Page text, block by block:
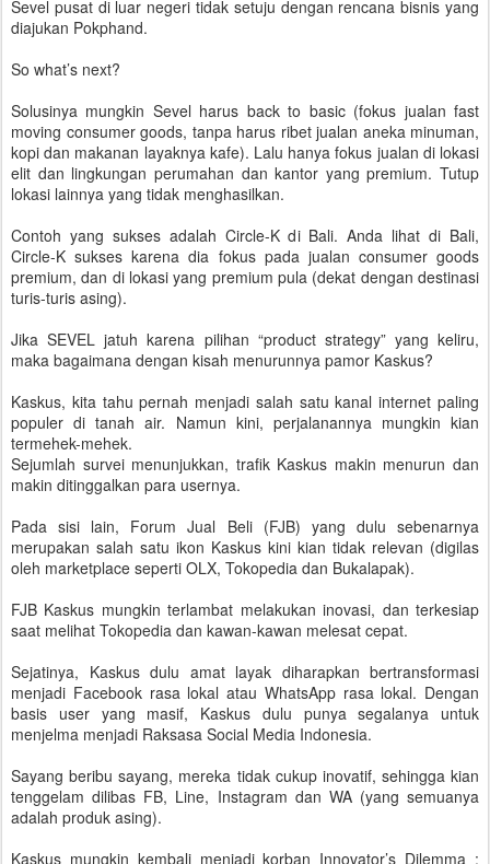
Sevel pusat di luar negeri tidak setuju dengan rencana bisnis yang
diajukan Pokphand.
So what’s next?
Solusinya mungkin Sevel harus back to basic (fokus jualan fast
moving consumer goods, tanpa harus ribet jualan aneka minuman,
kopi dan makanan layaknya kafe). Lalu hanya fokus jualan di lokasi
elit dan lingkungan perumahan dan kantor yang premium. Tutup
lokasi lainnya yang tidak menghasilkan.
Contoh yang sukses adalah Circle-K di Bali. Anda lihat di Bali,
Circle-K sukses karena dia fokus pada jualan consumer goods
premium, dan di lokasi yang premium pula (dekat dengan destinasi
turis-turis asing).
Jika SEVEL jatuh karena pilihan “product strategy” yang keliru,
maka bagaimana dengan kisah menurunnya pamor Kaskus?
Kaskus, kita tahu pernah menjadi salah satu kanal internet paling
populer di tanah air. Namun kini, perjalanannya mungkin kian
termehek-mehek.
Sejumlah survei menunjukkan, trafik Kaskus makin menurun dan
makin ditinggalkan para usernya.
Pada sisi lain, Forum Jual Beli (FJB) yang dulu sebenarnya
merupakan salah satu ikon Kaskus kini kian tidak relevan (digilas
oleh marketplace seperti OLX, Tokopedia dan Bukalapak).
FJB Kaskus mungkin terlambat melakukan inovasi, dan terkesiap
saat melihat Tokopedia dan kawan-kawan melesat cepat.
Sejatinya, Kaskus dulu amat layak diharapkan bertransformasi
menjadi Facebook rasa lokal atau WhatsApp rasa lokal. Dengan
basis user yang masif, Kaskus dulu punya segalanya untuk
menjelma menjadi Raksasa Social Media Indonesia.
Sayang beribu sayang, mereka tidak cukup inovatif, sehingga kian
tenggelam dilibas FB, Line, Instagram dan WA (yang semuanya
adalah produk asing).
Kaskus mungkin kembali menjadi korban Innovator’s Dilemma :